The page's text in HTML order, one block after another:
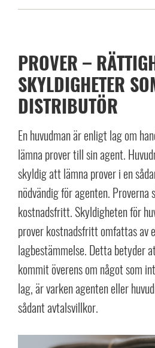
PROVER –
SKYLDIGHETER
DISTRIBUTÖR
En huvudman är enligt lag om
lämna prover till sin agent.
skyldig att lämna prover i en
nödvändig för agenten. Proverna
kostnadsfritt. Skyldigheten för
prover kostnadsfritt omfattas av
lagbestämmelse. Detta betyder
kommit överens om något som
lag, är varken agenten eller
sådant avtalsvillkor.